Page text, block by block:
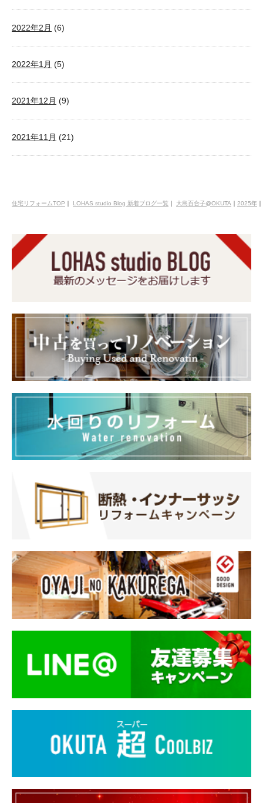
2022年2月 (6)
2022年1月 (5)
2021年12月 (9)
2021年11月 (21)
住宅リフォームTOP ｜ LOHAS studio Blog 新着ブログ一覧 ｜ 大島百合子@OKUTA ｜ 2025年 ｜